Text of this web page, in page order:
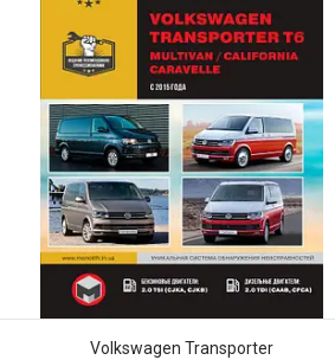
Volkswagen Transporter